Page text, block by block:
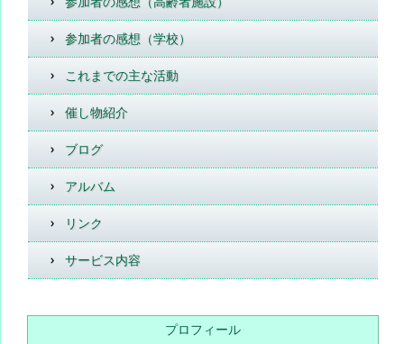
参加者の感想（学校）
これまでの主な活動
催し物紹介
ブログ
アルバム
リンク
サービス内容
プロフィール